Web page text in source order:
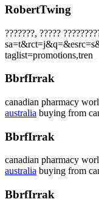
RobertTwing
???????, ?????
taglist=promotions,tren
BbrfIrrak
canadian pharmacy
australia buying from
BbrfIrrak
canadian pharmacy
australia buying from
BbrfIrrak